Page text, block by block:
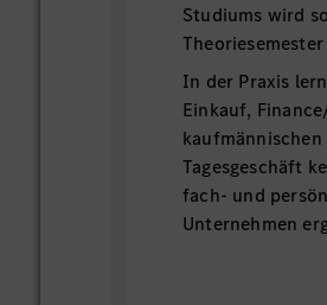
Studiums wird
In der Praxis
Einkauf,
Tagesgeschäft
fach- und
Unternehmen